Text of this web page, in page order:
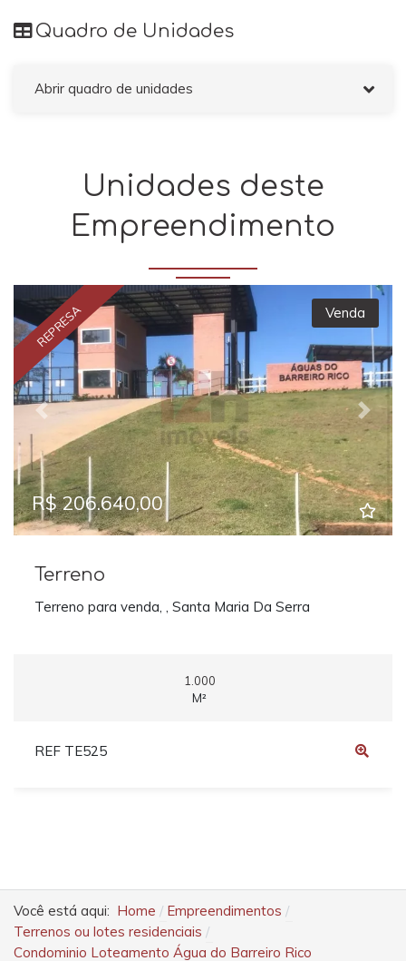
Quadro de Unidades
Abrir quadro de unidades
Unidades deste
Empreendimento
Previous Next
REPRESA Venda
R$ 206.640,00
Terreno
Terreno para venda, , Santa Maria Da Serra
1.000
M²
REF TE525
Você está aqui: Home
Empreendimentos
Terrenos ou lotes residenciais
Condominio Loteamento Água do Barreiro Rico